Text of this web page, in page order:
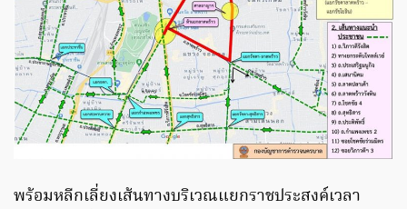
พร้อมหลีกเลี่ยงเส้นทางบริเวณแยกราชประสงค์เวลา